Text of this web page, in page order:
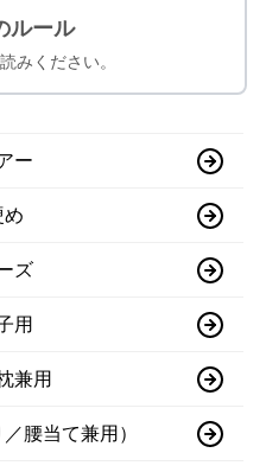
ルール
みください。
ー
め
ズ
用
兼用
腰当て兼用）